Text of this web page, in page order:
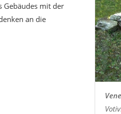
Gebäudes mit der
an die